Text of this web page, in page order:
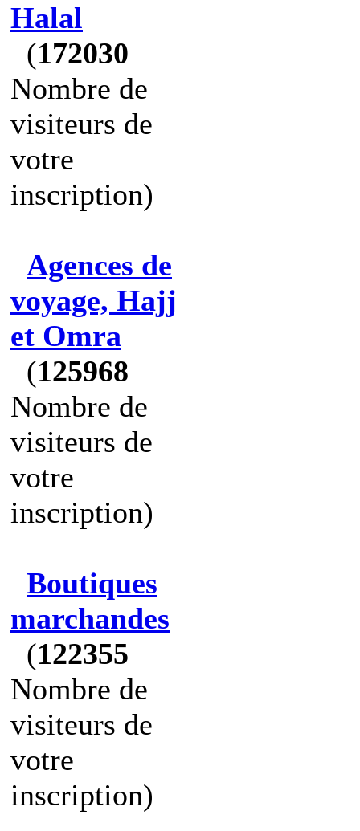
Halal
(172030
Nombre de
visiteurs de
votre
inscription)
Agences de
voyage, Hajj
et Omra
(125968
Nombre de
visiteurs de
votre
inscription)
Boutiques
marchandes
(122355
Nombre de
visiteurs de
votre
inscription)